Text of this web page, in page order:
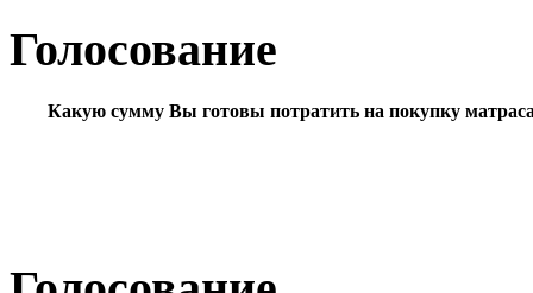
Голосование
Какую сумму Вы готовы потратить на покупку